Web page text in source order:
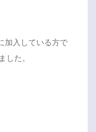
加入している方で
した。